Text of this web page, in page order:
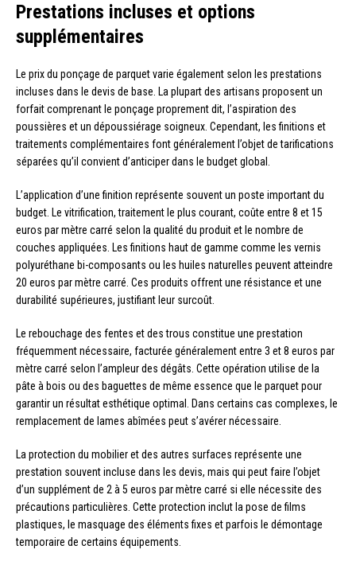
Prestations incluses et options
supplémentaires
Le prix du ponçage de parquet varie également selon les prestations
incluses dans le devis de base. La plupart des artisans proposent un
forfait comprenant le ponçage proprement dit, l’aspiration des
poussières et un dépoussiérage soigneux. Cependant, les finitions et
traitements complémentaires font généralement l’objet de tarifications
séparées qu’il convient d’anticiper dans le budget global.
L’application d’une finition représente souvent un poste important du
budget. Le vitrification, traitement le plus courant, coûte entre 8 et 15
euros par mètre carré selon la qualité du produit et le nombre de
couches appliquées. Les finitions haut de gamme comme les vernis
polyuréthane bi-composants ou les huiles naturelles peuvent atteindre
20 euros par mètre carré. Ces produits offrent une résistance et une
durabilité supérieures, justifiant leur surcoût.
Le rebouchage des fentes et des trous constitue une prestation
fréquemment nécessaire, facturée généralement entre 3 et 8 euros par
mètre carré selon l’ampleur des dégâts. Cette opération utilise de la
pâte à bois ou des baguettes de même essence que le parquet pour
garantir un résultat esthétique optimal. Dans certains cas complexes, le
remplacement de lames abîmées peut s’avérer nécessaire.
La protection du mobilier et des autres surfaces représente une
prestation souvent incluse dans les devis, mais qui peut faire l’objet
d’un supplément de 2 à 5 euros par mètre carré si elle nécessite des
précautions particulières. Cette protection inclut la pose de films
plastiques, le masquage des éléments fixes et parfois le démontage
temporaire de certains équipements.